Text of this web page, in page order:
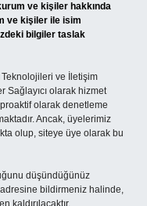
ve kişiler hakkında
ve kişiler ile isim
bilgiler taslak
ve İletişim
Sağlayıcı olarak hizmet
olarak denetleme
Ancak, üyelerimiz
olup, siteye üye olarak bu
düşündüğünüz
adresine bildirmeniz halinde,
kaldırılacaktır.